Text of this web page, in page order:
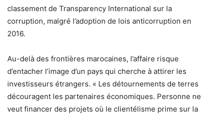
classement de Transparency International sur la
corruption, malgré l’adoption de lois anticorruption en
2016.
Au-delà des frontières marocaines, l’affaire risque
d’entacher l’image d’un pays qui cherche à attirer les
investisseurs étrangers. « Les détournements de terres
découragent les partenaires économiques. Personne ne
veut financer des projets où le clientélisme prime sur la